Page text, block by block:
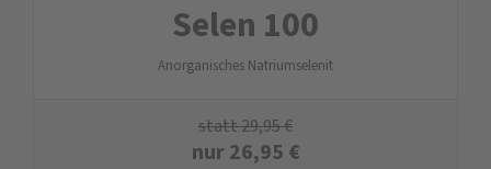
Selen 100
Anorganisches Natriumselenit
statt29,95€
nur26,95 €